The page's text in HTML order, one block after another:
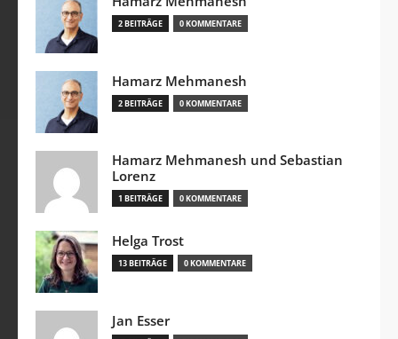
2 BEITRÄGE 0 KOMMENTARE
Hamarz Mehmanesh
2 BEITRÄGE 0 KOMMENTARE
Hamarz Mehmanesh und Sebastian
Lorenz
1 BEITRÄGE 0 KOMMENTARE
Helga Trost
13 BEITRÄGE 0 KOMMENTARE
Jan Esser